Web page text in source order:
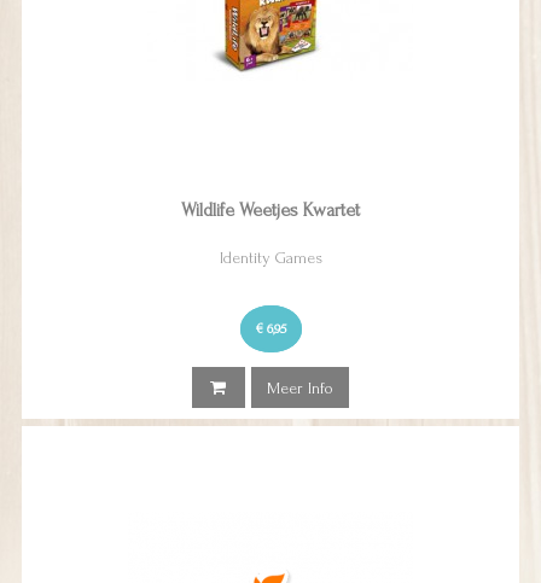
Wildlife Weetjes Kwartet
Identity Games
€ 6,95
Meer Info